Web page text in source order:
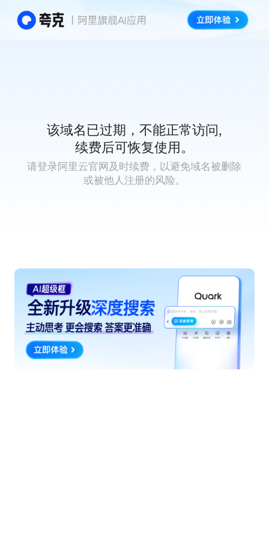
该域名已过期，不能正常访问,
续费后可恢复使用。
请登录阿里云官网及时续费，以避免域名被删除
或被他人注册的风险。